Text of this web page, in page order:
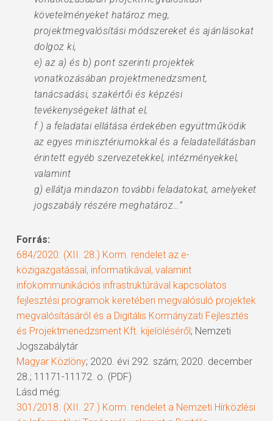
követelményeket határoz meg,
projektmegvalósítási módszereket és ajánlásokat
dolgoz ki,
e) az a) és b) pont szerinti projektek
vonatkozásában projektmenedzsment,
tanácsadási, szakértői és képzési
tevékenységeket láthat el,
f ) a feladatai ellátása érdekében együttműködik
az egyes minisztériumokkal és a feladatellátásban
érintett egyéb szervezetekkel, intézményekkel,
valamint
g) ellátja mindazon további feladatokat, amelyeket
jogszabály részére meghatároz…”
Forrás:
684/2020. (XII. 28.) Korm. rendelet az e-
közigazgatással, informatikával, valamint
infokommunikációs infrastruktúrával kapcsolatos
fejlesztési programok keretében megvalósuló projektek
megvalósításáról és a Digitális Kormányzati Fejlesztés
és Projektmenedzsment Kft. kijelöléséről; Nemzeti
Jogszabálytár
Magyar Közlöny; 2020. évi 292. szám; 2020. december
28.; 11171-11172. o. (PDF)
Lásd még:
301/2018. (XII. 27.) Korm. rendelet a Nemzeti Hírközlési